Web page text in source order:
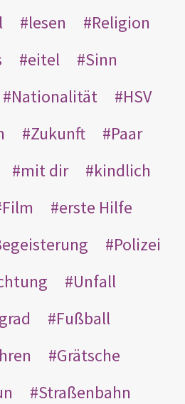
lesen
Religion
eitel
Sinn
Nationalität
HSV
Zukunft
Paar
mit dir
kindlich
Film
erste Hilfe
Polizei
Unfall
Fußball
Grätsche
Straßenbahn